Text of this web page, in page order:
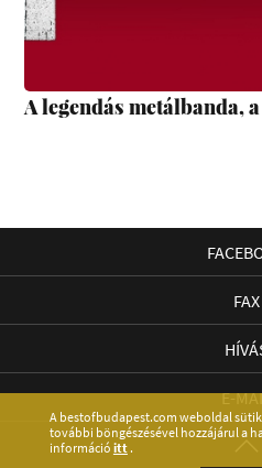
A legendás metálbanda,
A bestofbudapest.com weboldal
további böngészésével hozzájárul a
információ itt.
FAX
E-